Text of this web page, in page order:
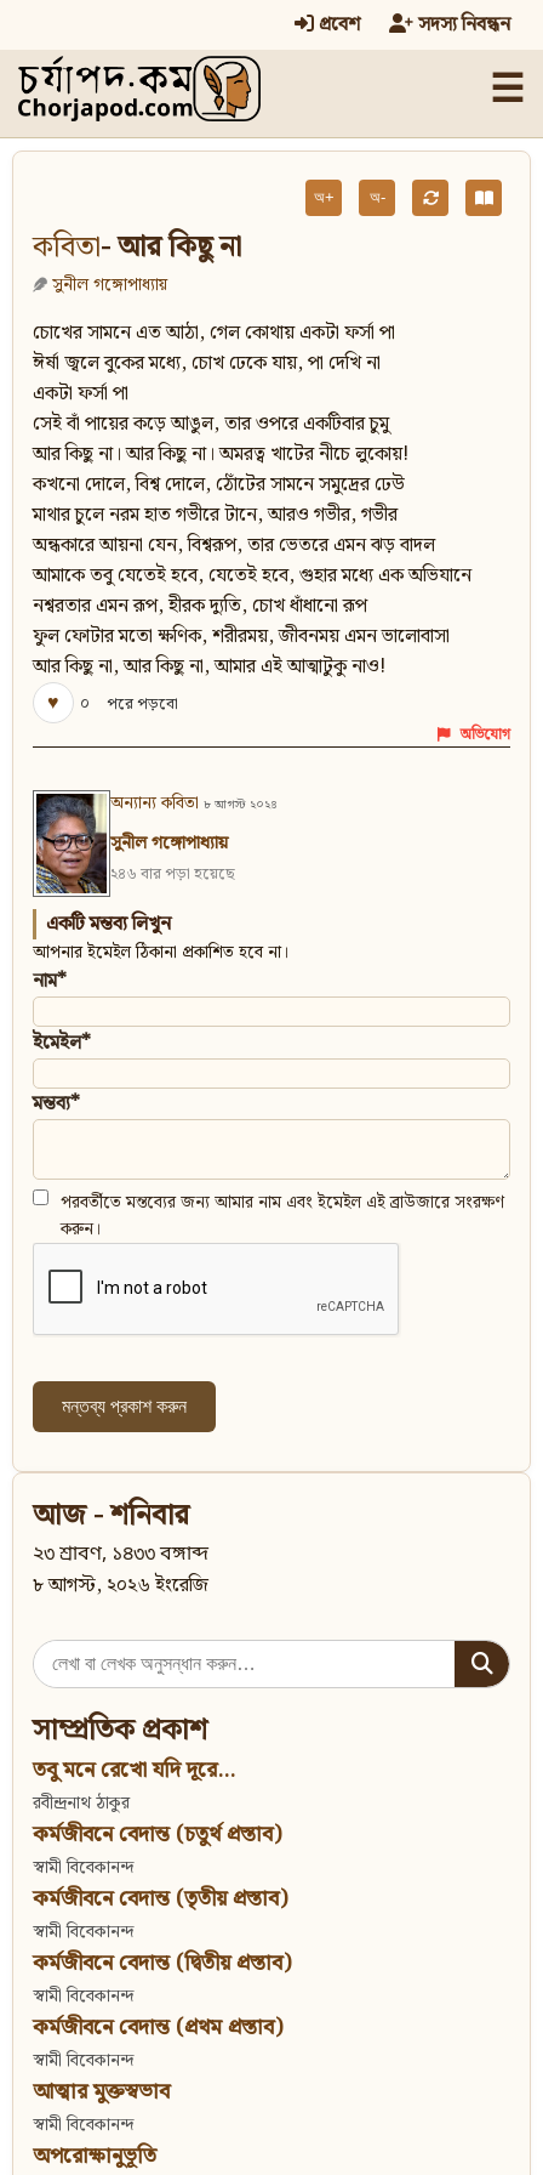
প্রবেশ সদস্য নিবন্ধন
☰
অ+ অ-
কবিতা- আর কিছু না
সুনীল গঙ্গোপাধ্যায়
চোখের সামনে এত আঠা, গেল কোথায় একটা ফর্সা পা
ঈর্ষা জ্বলে বুকের মধ্যে, চোখ ঢেকে যায়, পা দেখি না
একটা ফর্সা পা
সেই বাঁ পায়ের কড়ে আঙুল, তার ওপরে একটিবার চুমু
আর কিছু না। আর কিছু না। অমরত্ব খাটের নীচে লুকোয়!
কখনো দোলে, বিশ্ব দোলে, ঠোঁটের সামনে সমুদ্রের ঢেউ
মাথার চুলে নরম হাত গভীরে টানে, আরও গভীর, গভীর
অন্ধকারে আয়না যেন, বিশ্বরূপ, তার ভেতরে এমন ঝড় বাদল
আমাকে তবু যেতেই হবে, যেতেই হবে, গুহার মধ্যে এক অভিযানে
নশ্বরতার এমন রূপ, হীরক দ্যুতি, চোখ ধাঁধানো রূপ
ফুল ফোটার মতো ক্ষণিক, শরীরময়, জীবনময় এমন ভালোবাসা
আর কিছু না, আর কিছু না, আমার এই আত্মাটুকু নাও!
♥
০ পরে পড়বো
অভিযোগ
অন্যান্য কবিতা ৮ আগস্ট ২০২৪
সুনীল গঙ্গোপাধ্যায়
২৪৬ বার পড়া হয়েছে
একটি মন্তব্য লিখুন
আপনার ইমেইল ঠিকানা প্রকাশিত হবে না।
নাম*
ইমেইল*
মন্তব্য*
পরবর্তীতে মন্তব্যের জন্য আমার নাম এবং ইমেইল এই ব্রাউজারে সংরক্ষণ
করুন।
আজ - শনিবার
২৩ শ্রাবণ, ১৪৩৩ বঙ্গাব্দ
৮ আগস্ট, ২০২৬ ইংরেজি
Search
for:
সাম্প্রতিক প্রকাশ
তবু মনে রেখো যদি দূরে...
রবীন্দ্রনাথ ঠাকুর
কর্মজীবনে বেদান্ত (চতুর্থ প্রস্তাব)
স্বামী বিবেকানন্দ
কর্মজীবনে বেদান্ত (তৃতীয় প্রস্তাব)
স্বামী বিবেকানন্দ
কর্মজীবনে বেদান্ত (দ্বিতীয় প্রস্তাব)
স্বামী বিবেকানন্দ
কর্মজীবনে বেদান্ত (প্রথম প্রস্তাব)
স্বামী বিবেকানন্দ
আত্মার মুক্তস্বভাব
স্বামী বিবেকানন্দ
অপরোক্ষানুভূতি